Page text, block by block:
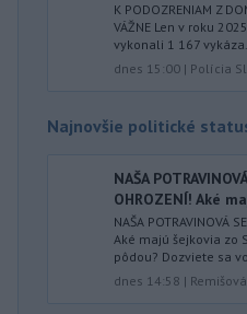
K PODOZRENIAM Z
VÁŽNE Len v roku
vykonali 1 167
dnes 15:00 | Polícia
Najnovšie politické
NAŠA
OHROZENÍ! Aké
NAŠA POTRAVINOVÁ
Aké majú šejkovia zo
pôdou? Dozviete sa
dnes 14:58 |